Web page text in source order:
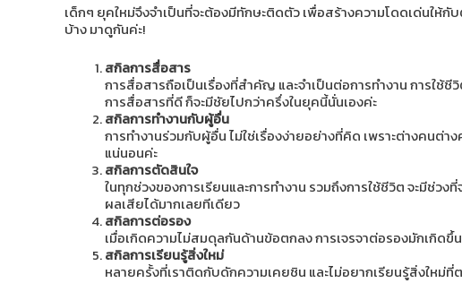
เด็กๆ ยุคใหม่จึงจำเป็นที่จะต้องมีทักษะติดตัว เพื่อสร้างความโดดเด่นให้
บ้าง มาดูกันค่ะ!
สกิลการสื่อสาร
การสื่อสารถือเป็นเรื่องที่สำคัญ และจำเป็นต่อการทำงาน การใช้ชี
การสื่อสารที่ดี ก็จะมีชัยไปกว่าครึ่งในยุคนี้นั่นเองค่ะ
สกิลการทำงานกับผู้อื่น
การทำงานร่วมกับผู้อื่น ไม่ใช่เรื่องง่ายอย่างที่คิด เพราะต่างคนต่
แน่นอนค่ะ
สกิลการตัดสินใจ
ในทุกช่วงของการเรียนและการทำงาน รวมถึงการใช้ชีวิต จะมีช่ว
ผลเสียได้มากเลยทีเดียว
สกิลการต่อรอง
เมื่อเกิดความไม่สมดุลกันด้านข้อตกลง การเจรจาต่อรองมักเกิดขึ้
สกิลการเรียนรู้สิ่งใหม่
หลายครั้งที่เราติดกับดักความเคยชิน และไม่อยากเรียนรู้สิ่งใหม่